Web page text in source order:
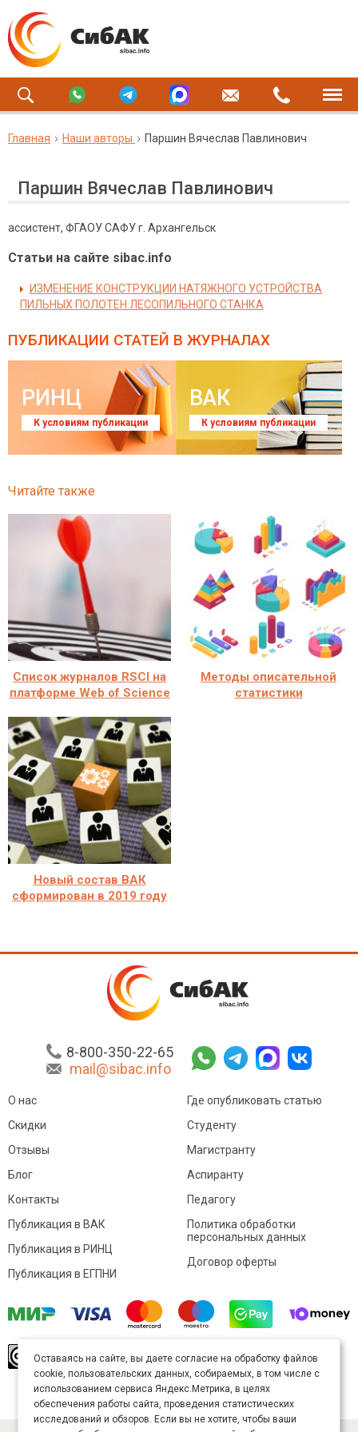
Главная Наши авторы Паршин Вячеслав Павлинович
Паршин Вячеслав Павлинович
ассистент, ФГАОУ САФУ г. Архангельск
Статьи на сайте sibac.info
ИЗМЕНЕНИЕ КОНСТРУКЦИИ НАТЯЖНОГО УСТРОЙСТВА
ПИЛЬНЫХ ПОЛОТЕН ЛЕСОПИЛЬНОГО СТАНКА
ПУБЛИКАЦИИ СТАТЕЙ В ЖУРНАЛАХ
РИНЦ
К условиям публикации
ВАК
К условиям публикации
Читайте также
Cписок журналов RSCI на
платформе Web of Science
Методы описательной
статистики
Новый состав ВАК
сформирован в 2019 году
8-800-350-22-65
mail@sibac.info
О нас
Скидки
Отзывы
Блог
Контакты
Где опубликовать статью
Студенту
Магистранту
Аспиранту
Педагогу
Публикация в ВАК
Публикация в РИНЦ
Публикация в ЕГПНИ
Политика обработки
персональных данных
Договор оферты
произведение доступно полицензии Creative
Commons «Attribution» («Атрибуция») 4.0
Непортированная.
Карта сайта
Оставаясь на сайте, вы даете согласие на обработку файлов
cookie, пользовательских данных, собираемых, в том числе с
использованием сервиса Яндекс.Метрика, в целях
обеспечения работы сайта, проведения статистических
исследований и обзоров. Если вы не хотите, чтобы ваши